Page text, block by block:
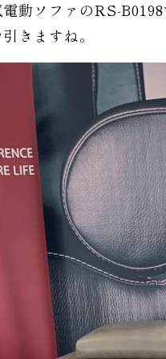
動ソファのRS-
きますね。